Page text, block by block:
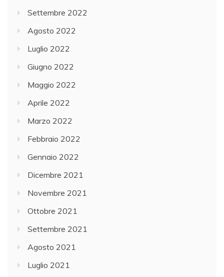
Settembre 2022
Agosto 2022
Luglio 2022
Giugno 2022
Maggio 2022
Aprile 2022
Marzo 2022
Febbraio 2022
Gennaio 2022
Dicembre 2021
Novembre 2021
Ottobre 2021
Settembre 2021
Agosto 2021
Luglio 2021